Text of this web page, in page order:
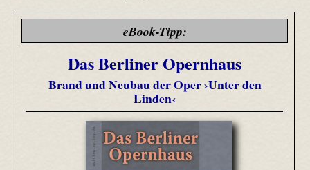
eBook-Tipp:
Das Berliner Opernhaus
Brand und Neubau der Oper ›Unter den
Linden‹